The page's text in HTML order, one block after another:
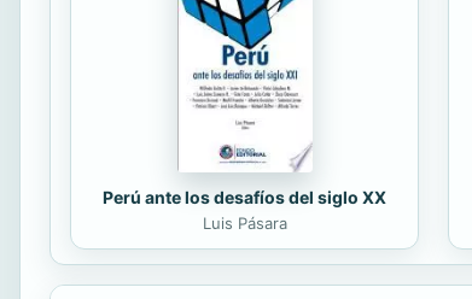
Perú ante los desafíos del siglo XX
Luis Pásara